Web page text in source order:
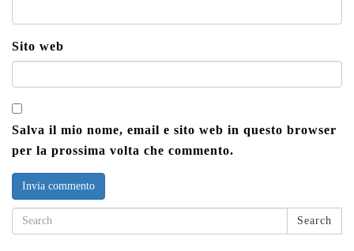
Sito web
Salva il mio nome, email e sito web in questo browser
per la prossima volta che commento.
Search